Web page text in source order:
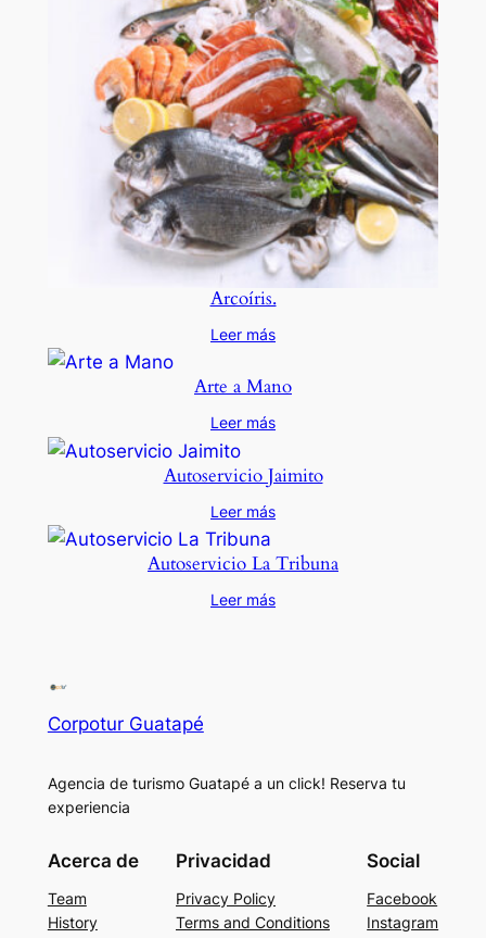
Arcoíris.
Leer más
Arte a Mano
Leer más
Autoservicio Jaimito
Leer más
Autoservicio La Tribuna
Leer más
Corpotur Guatapé
Agencia de turismo Guatapé a un click! Reserva tu
experiencia
Acerca de
Team
History
Privacidad
Privacy Policy
Terms and Conditions
Social
Facebook
Instagram